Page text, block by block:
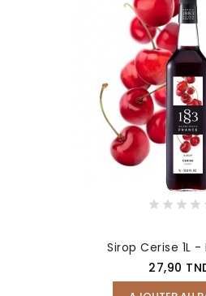
Sirop Cerise 1L -
Prix
27,90